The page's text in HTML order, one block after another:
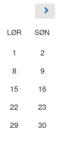
LØR SØN
1
2
8
9
15
16
22
23
29
30